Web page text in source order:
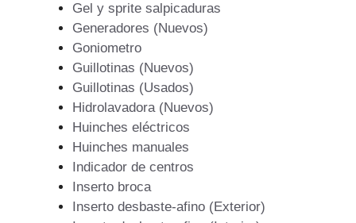
Gel y sprite salpicaduras
Generadores (Nuevos)
Goniometro
Guillotinas (Nuevos)
Guillotinas (Usados)
Hidrolavadora (Nuevos)
Huinches eléctricos
Huinches manuales
Indicador de centros
Inserto broca
Inserto desbaste-afino (Exterior)